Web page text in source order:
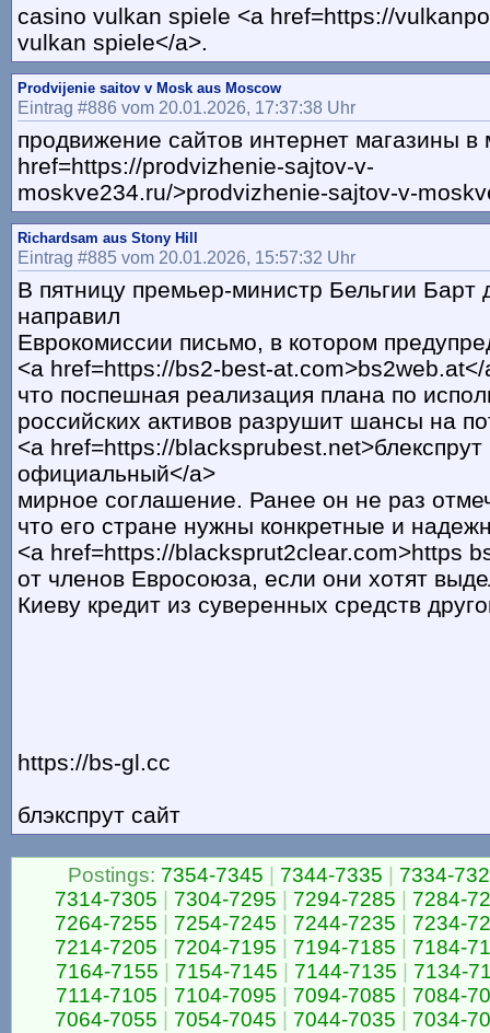
casino vulkan spiele <a href=https://
vulkan spiele</a>.
Prodvijenie saitov v Mosk aus Moscow
Eintrag #886 vom 20.01.2026, 17:37:38 Uhr
продвижение сайтов интернет магазины в
href=https://prodvizhenie-sajtov-v-
moskve234.ru/>prodvizhenie-sajtov-v-
Richardsam aus Stony Hill
Eintrag #885 vom 20.01.2026, 15:57:32 Uhr
В пятницу премьер-министр Бельгии Барт
направил
Еврокомиссии письмо, в котором
<a href=https://bs2-best-at.com>bs2web.at</
что поспешная реализация плана по
российских активов разрушит шансы на
<a href=https://blacksprubest.net>блекспрут
официальный</a>
мирное соглашение. Ранее он не раз
что его стране нужны конкретные и
<a href=https://blacksprut2clear.com>https
от членов Евросоюза, если они хотят
Киеву кредит из суверенных средств
https://bs-gl.cc
блэкспрут сайт
Postings: 7354-7345 7344-7335
7334-
7314-7305
7304-7295 7294-7285
7284-
7264-7255
7254-7245 7244-7235
7234-
7214-7205
7204-7195 7194-7185
7184-
7164-7155
7154-7145 7144-7135
7134-
7114-7105
7104-7095 7094-7085
7084-
7064-7055
7054-7045 7044-7035
7034-